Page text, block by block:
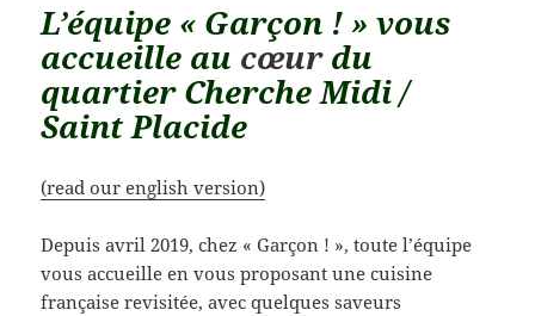
L’équipe « Garçon ! » vous
accueille au cœurdu
quartier Cherche Midi /
Saint Placide
(read our english version)
Depuis avril 2019, chez « Garçon ! », toute l’équipe
vous accueille en vous proposant une cuisine
française revisitée, avec quelques saveurs